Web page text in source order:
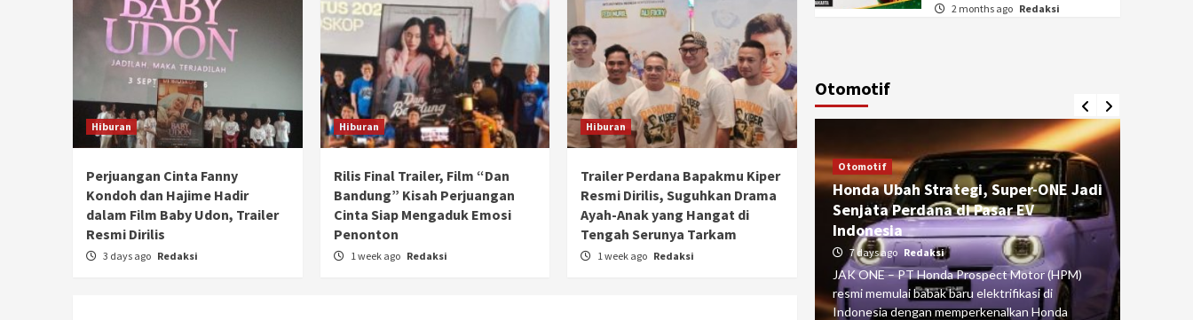
Hiburan
Perjuangan Cinta Fanny
Kondoh dan Hajime Hadir
dalam Film Baby Udon, Trailer
Resmi Dirilis
3 days ago Redaksi
Hiburan
Rilis Final Trailer, Film “Dan
Bandung” Kisah Perjuangan
Cinta Siap Mengaduk Emosi
Penonton
1 week ago Redaksi
Hiburan
Trailer Perdana Bapakmu Kiper
Resmi Dirilis, Suguhkan Drama
Ayah-Anak yang Hangat di
Tengah Serunya Tarkam
1 week ago Redaksi
2 months ago Redaksi
Otomotif
Ducati Collezione 100 Debut di
Mugello, Usung 10 Desain Bersejarah
2 months ago Redaksi
Otomotif
Honda Ubah Strategi, Super-ONE Jadi
Senjata Perdana di Pasar EV
Indonesia
7 days ago Redaksi
JAK ONE – PT Honda Prospect Motor (HPM)
resmi memulai babak baru elektrifikasi di
Indonesia dengan memperkenalkan Honda